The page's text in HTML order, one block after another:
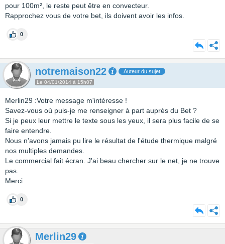
pour 100m², le reste peut être en convecteur.
Rapprochez vous de votre bet, ils doivent avoir les infos.
0
notremaison22 Auteur du sujet
Le 04/01/2014 à 15h07
Merlin29 :Votre message m'intéresse !
Savez-vous où puis-je me renseigner à part auprès du Bet ?
Si je peux leur mettre le texte sous les yeux, il sera plus facile de se
faire entendre.
Nous n'avons jamais pu lire le résultat de l'étude thermique malgré
nos multiples demandes.
Le commercial fait écran. J'ai beau chercher sur le net, je ne trouve
pas.
Merci
0
Merlin29